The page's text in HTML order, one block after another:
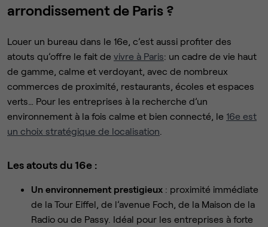
arrondissement de Paris ?
Louer un bureau dans le 16e, c’est aussi profiter des
atouts qu’offre le fait de vivre à Paris: un cadre de vie haut
de gamme, calme et verdoyant, avec de nombreux
commerces de proximité, restaurants, écoles et espaces
verts… Pour les entreprises à la recherche d’un
environnement à la fois calme et bien connecté, le 16e est
un choix stratégique de localisation
Les atouts du 16e :
Un environnement prestigieux : proximité immédiate
de la Tour Eiffel, de l’avenue Foch, de la Maison de la
Radio ou de Passy. Idéal pour les entreprises à forte